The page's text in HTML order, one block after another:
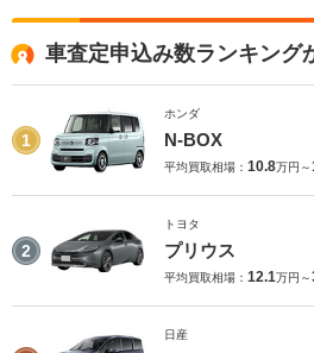
車査定申込み数ランキング
1
ホンダ
N-BOX
平均買取相場： 10.8万円～
2
トヨタ
プリウス
平均買取相場： 12.1万円～
日産